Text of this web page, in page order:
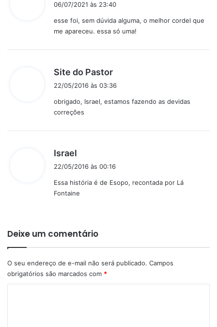
s
e
06/07/2021 às 23:40
esse foi, sem dúvida alguma, o melhor cordel que
me apareceu. essa só uma!
Site do Pastor
s
22/05/2016 às 03:36
obrigado, Israel, estamos fazendo as devidas
correções
Israel
s
e
22/05/2016 às 00:16
Essa história é de Esopo, recontada por Lá
Fontaine
Deixe um comentário
O seu endereço de e-mail não será publicado. Campos
obrigatórios são marcados com *